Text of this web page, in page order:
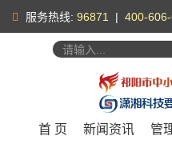
服务热线: 96871 | 400-
首 页 新闻资讯 管